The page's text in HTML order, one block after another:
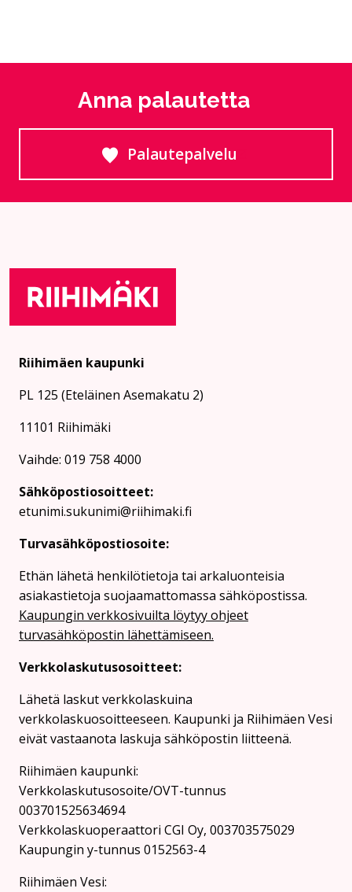
Anna palautetta
Palautepalvelu
Siirtyy ulkoiselle
Riihimäen kaupunki
PL 125 (Eteläinen Asemakatu 2)
11101 Riihimäki
Vaihde: 019 758 4000
Sähköpostiosoitteet:
etunimi.sukunimi@riihimaki.fi
Turvasähköpostiosoite:
Ethän lähetä henkilötietoja tai arkaluonteisia
asiakastietoja suojaamattomassa sähköpostissa.
Kaupungin verkkosivuilta löytyy ohjeet
turvasähköpostin lähettämiseen.
Verkkolaskutusosoitteet:
Lähetä laskut verkkolaskuina
verkkolaskuosoitteeseen. Kaupunki ja Riihimäen Vesi
eivät vastaanota laskuja sähköpostin liitteenä.
Riihimäen kaupunki:
Verkkolaskutusosoite/OVT-tunnus
003701525634694
Verkkolaskuoperaattori CGI Oy, 003703575029
Kaupungin y-tunnus 0152563-4
Rii­hi­mäen Vesi: